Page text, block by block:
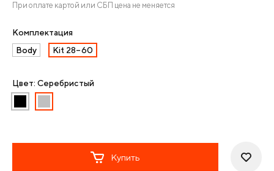
При оплате картой или СБП цена не меняется
Комплектация
Body
Kit 28–60
Цвет: Серебристый
Купить